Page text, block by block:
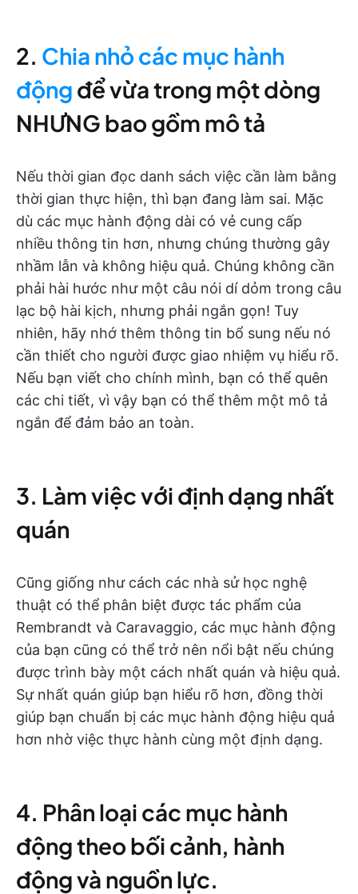
2. Chia nhỏ các mục hành
động để vừa trong một dòng
NHƯNG bao gồm mô tả
Nếu thời gian đọc danh sách việc cần làm bằng
thời gian thực hiện, thì bạn đang làm sai. Mặc
dù các mục hành động dài có vẻ cung cấp
nhiều thông tin hơn, nhưng chúng thường gây
nhầm lẫn và không hiệu quả. Chúng không cần
phải hài hước như một câu nói dí dỏm trong câu
lạc bộ hài kịch, nhưng phải ngắn gọn! Tuy
nhiên, hãy nhớ thêm thông tin bổ sung nếu nó
cần thiết cho người được giao nhiệm vụ hiểu rõ.
Nếu bạn viết cho chính mình, bạn có thể quên
các chi tiết, vì vậy bạn có thể thêm một mô tả
ngắn để đảm bảo an toàn.
3. Làm việc với định dạng nhất
quán
Cũng giống như cách các nhà sử học nghệ
thuật có thể phân biệt được tác phẩm của
Rembrandt và Caravaggio, các mục hành động
của bạn cũng có thể trở nên nổi bật nếu chúng
được trình bày một cách nhất quán và hiệu quả.
Sự nhất quán giúp bạn hiểu rõ hơn, đồng thời
giúp bạn chuẩn bị các mục hành động hiệu quả
hơn nhờ việc thực hành cùng một định dạng.
4. Phân loại các mục hành
động theo bối cảnh, hành
động và nguồn lực.